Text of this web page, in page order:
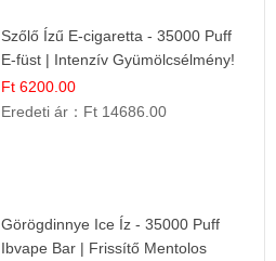
Szőlő Ízű E-cigaretta - 35000 Puff
E-füst | Intenzív Gyümölcsélmény!
Ft 6200.00
Eredeti ár： Ft 14686.00
Görögdinnye Ice Íz - 35000 Puff
Ibvape Bar | Frissítő Mentolos